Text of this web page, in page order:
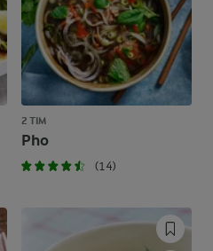
2 TIM
Pho
(14)